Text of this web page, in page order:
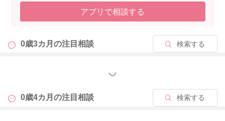
アプリで相談する
0歳3カ月の注目相談 検索する
もっと見る
0歳4カ月の注目相談 検索する